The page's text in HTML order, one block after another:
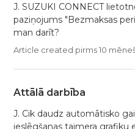
J. SUZUKI CONNECT
paziņojums "Bezmaksas
man darīt?
Article created pirms 10
Attālā darbība
J. Cik daudz automātisko
ieslēgšanas taimera grafiku